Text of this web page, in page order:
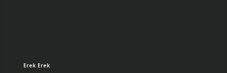
Erek Erek